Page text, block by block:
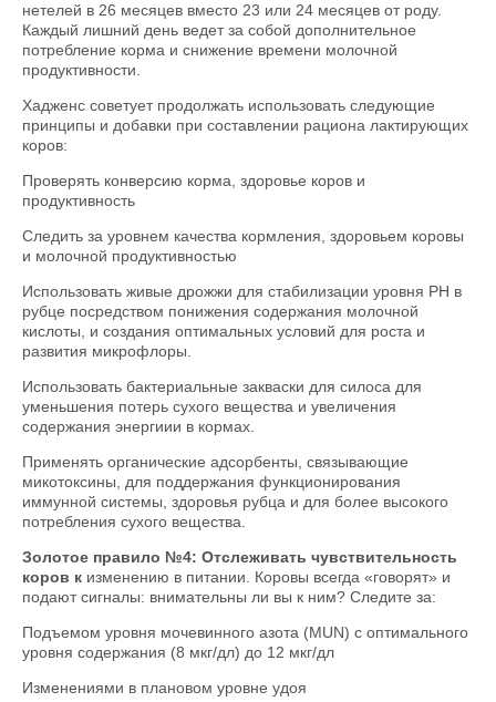
нетелей в 26 месяцев вместо 23 или 24 месяцев от роду.
Каждый лишний день ведет за собой дополнительное
потребление корма и снижение времени молочной
продуктивности.
Хадженс советует продолжать использовать следующие
принципы и добавки при составлении рациона лактирующих
коров:
Проверять конверсию корма, здоровье коров и
продуктивность
Следить за уровнем качества кормления, здоровьем коровы
и молочной продуктивностью
Использовать живые дрожжи для стабилизации уровня PH в
рубце посредством понижения содержания молочной
кислоты, и создания оптимальных условий для роста и
развития микрофлоры.
Использовать бактериальные закваски для силоса для
уменьшения потерь сухого вещества и увеличения
содержания энергиии в кормах.
Применять органические адсорбенты, связывающие
микотоксины, для поддержания функционирования
иммунной системы, здоровья рубца и для более высокого
потребления сухого вещества.
Золотое правило №4: Отслеживать чувствительность
коров к изменению в питании. Коровы всегда «говорят» и
подают сигналы: внимательны ли вы к ним? Следите за:
Подъемом уровня мочевинного азота (MUN) с оптимального
уровня содержания (8 мкг/дл) до 12 мкг/дл
Изменениями в плановом уровне удоя